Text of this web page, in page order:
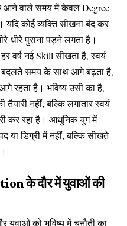
आने वाले समय में केवल Degree
कोई व्यक्ति सीखना बंद कर
धीरे पुराना पड़ने लगता है।
वर्ष नई Skill सीखता है, स्वयं
समय के साथ आगे बढ़ता है,
रहता है। भविष्य उसी का है,
नहीं, बल्कि लगातार स्वयं
कर रहा है। आधुनिक युग में
या डिग्री में नहीं, बल्कि सीखते
के दौर में युवाओं की
युवाओं को भविष्य में चुनौती का